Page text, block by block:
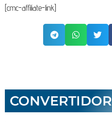
[cmc-affiliate-link]
CONVERTIDOR